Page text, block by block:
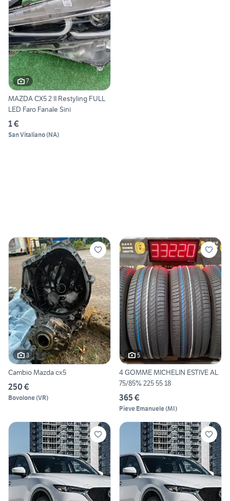
7
MAZDA CX5 2 II Restyling FULL
LED Faro Fanale Sini
1 €
San Vitaliano(NA)
3
Cambio Mazda cx5
250 €
Bovolone(VR)
5
4 GOMME MICHELIN ESTIVE AL
75/85% 225 55 18
365 €
Pieve Emanuele(MI)